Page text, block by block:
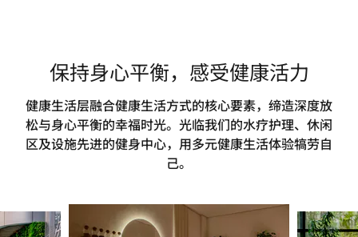
保持身心平衡，感受健康活力
健康生活层融合健康生活方式的核心要素，缔造深度放
松与身心平衡的幸福时光。光临我们的水疗护理、休闲
区及设施先进的健身中心，用多元健康生活体验犒劳自
己。